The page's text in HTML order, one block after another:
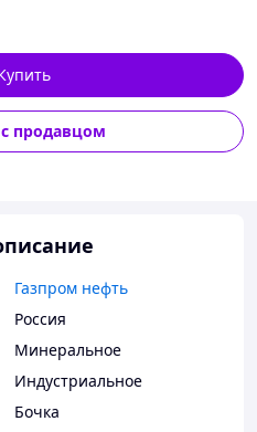
продавцом
Газпром нефть
Россия
Минеральное
Индустриальное
Бочка